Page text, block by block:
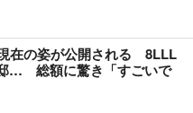
在の姿が公開される 8LLL
… 総額に驚き「すごいで